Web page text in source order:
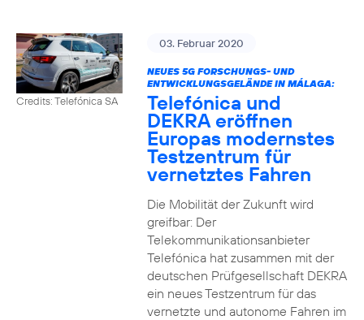
Credits: Telefónica SA
03. Februar 2020
NEUES 5G FORSCHUNGS- UND
ENTWICKLUNGSGELÄNDE IN MÁLAGA:
Telefónica und
DEKRA eröffnen
Europas modernstes
Testzentrum für
vernetztes Fahren
Die Mobilität der Zukunft wird
greifbar: Der
Telekommunikationsanbieter
Telefónica hat zusammen mit der
deutschen Prüfgesellschaft DEKRA
ein neues Testzentrum für das
vernetzte und autonome Fahren im